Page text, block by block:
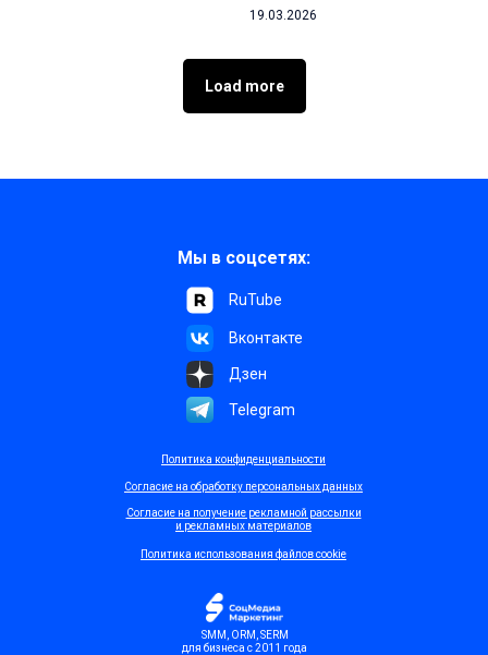
19.03.2026
Load more
RuTube
Вконтакте
Мы в соцсетях:
Дзен
Telegram
SMM, ORM, SERM
для бизнеса с 2011 года
Политика использования файлов cookie
Согласие на получение рекламной рассылки
и рекламных материалов
Согласие на обработку персональных данных
Политика конфиденциальности